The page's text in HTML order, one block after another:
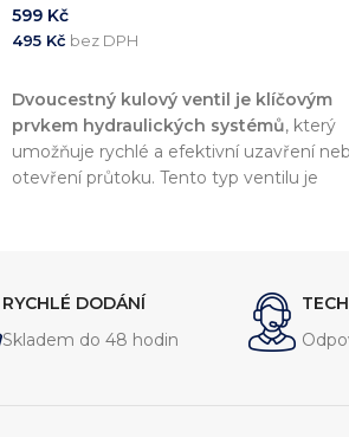
599 Kč
495 Kč bez DPH
Dvoucestný kulový ventil je klíčovým
prvkem hydraulických systémů, který
umožňuje rychlé a efektivní uzavření
otevření průtoku. Tento typ ventilu je
RYCHLÉ DODÁNÍ
Skladem do 48 hodin